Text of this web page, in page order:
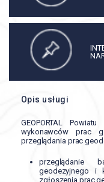
Opis usługi
GEOPORTAL
wykonawców prac
przeglądania prac
przeglądanie
geodezyjnego i
zgłoszenia prac